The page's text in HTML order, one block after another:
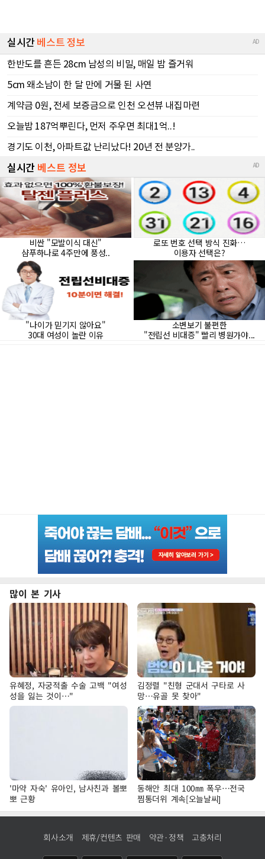
많이 본 기사
유혜정, 자궁적출 수술 고백 "여성
성을 잃는 것이…"
김정렬 "친형 군대서 구타로 사
망…유골 못 찾아"
'마약 자숙' 유아인, 남사친과 볼뽀
뽀 근황
동해안 최대 100㎜ 폭우…전국
찜통더위 계속[오늘날씨]
회사소개 제휴/컨텐츠 판매 약관·정책 고충처리